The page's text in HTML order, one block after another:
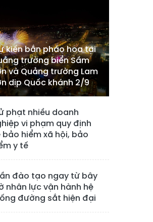
kiến bắn pháo hoa tại
trường biển Sầm
và Quảng trường Lam
dịp Quốc khánh 2/9
phạt nhiều doanh
vi phạm quy định
bảo hiểm xã hội, bảo
y tế
đào tạo ngay từ bây
nhân lực vận hành hệ
đường sắt hiện đại